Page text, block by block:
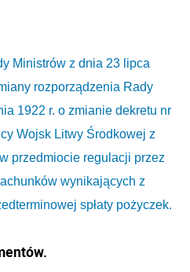
Ministrów z dnia 23 lipca
rozporządzenia Rady
1922 r. o zmianie dekretu nr
Wojsk Litwy Środkowej z
przedmiocie regulacji przez
wynikających z
spłaty pożyczek.